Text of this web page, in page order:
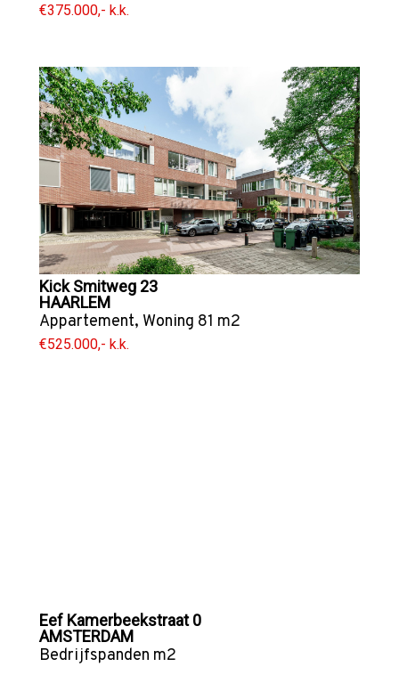
€375.000,- k.k.
Kick Smitweg 23
HAARLEM
Appartement, Woning 81 m2
€525.000,- k.k.
Eef Kamerbeekstraat 0
AMSTERDAM
Bedrijfspanden m2